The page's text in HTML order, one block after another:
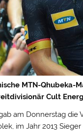
MTN-Qhubeka-
Cult
am Donnerstag die
im Jahr 2013